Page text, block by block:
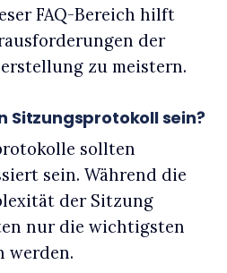
FAQ-Bereich hilft
der
zu meistern.
Sitzungsprotokoll sein?
sollten
sein. Während die
der Sitzung
nur die wichtigsten
werden.